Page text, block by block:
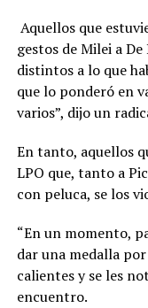
Aquellos que
gestos de Milei a
distintos a lo que
que lo ponderó en
varios”, dijo un
En tanto, aquellos
LPO que, tanto a
con peluca, se los
“En un momento,
dar una medalla
calientes y se les
encuentro.